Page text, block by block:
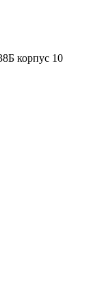
корпус 10